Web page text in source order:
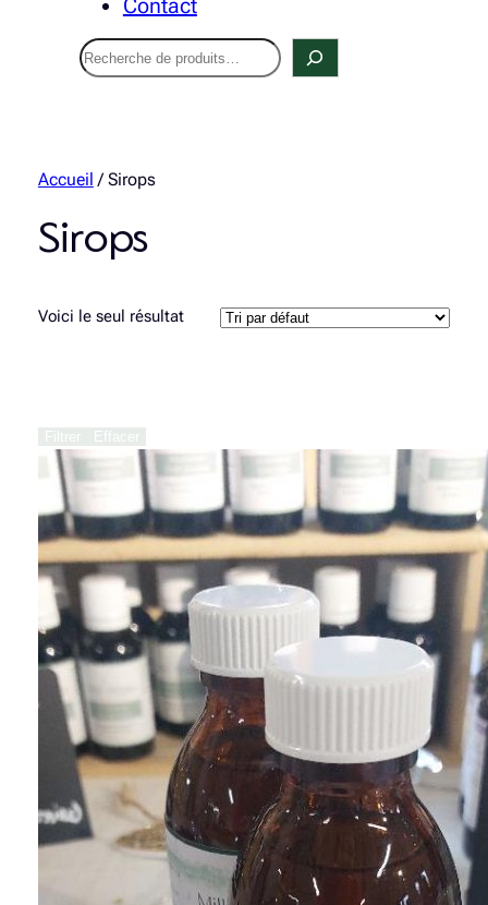
Recherche
Accueil / Sirops
Sirops
Voici le seul résultat